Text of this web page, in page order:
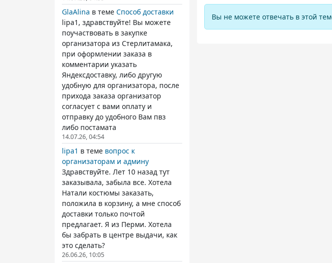
GlaAlina в теме Способ доставки
lipa1, здравствуйте! Вы можете
поучаствовать в закупке
организатора из Стерлитамака,
при оформлении заказа в
комментарии указать
Яндексдоставку, либо другую
удобную для организатора, после
прихода заказа организатор
согласует с вами оплату и
отправку до удобного Вам пвз
либо постамата
14.07.26, 04:54
lipa1 в теме вопрос к
организаторам и админу
Здравствуйте. Лет 10 назад тут
заказывала, забыла все. Хотела
Натали костюмы заказать,
положила в корзину, а мне способ
доставки только почтой
предлагает. Я из Перми. Хотела
бы забрать в центре выдачи, как
это сделать?
26.06.26, 10:05
Вы не можете отвечать в этой